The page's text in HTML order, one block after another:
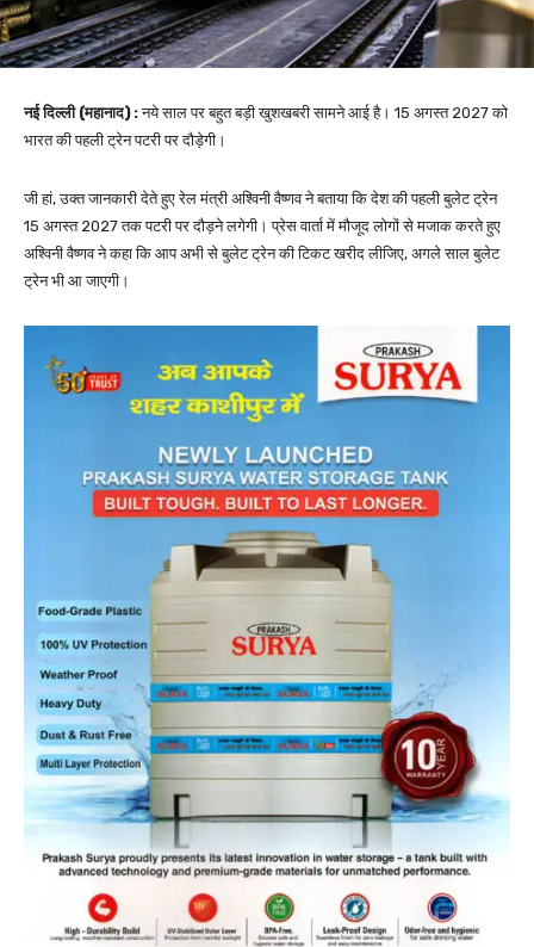
नई दिल्ली (महानाद) :नये साल पर बहुत बड़ी खुशखबरी सामने आई है। 15 अगस्त 2027 को
भारत की पहली ट्रेन पटरी पर दौड़ेगी।
जी हां, उक्त जानकारी देते हुए रेल मंत्री अश्विनी वैष्णव ने बताया कि देश की पहली बुलेट ट्रेन
15 अगस्त 2027 तक पटरी पर दौड़ने लगेगी। प्रेस वार्ता में मौजूद लोगों से मजाक करते हुए
अश्विनी वैष्णव ने कहा कि आप अभी से बुलेट ट्रेन की टिकट खरीद लीजिए, अगले साल बुलेट
ट्रेन भी आ जाएगी।